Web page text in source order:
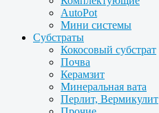
AutoPot
Мини системы
Субстраты
Кокосовый субстрат
Почва
Керамзит
Минеральная вата
Перлит, Вермикулит